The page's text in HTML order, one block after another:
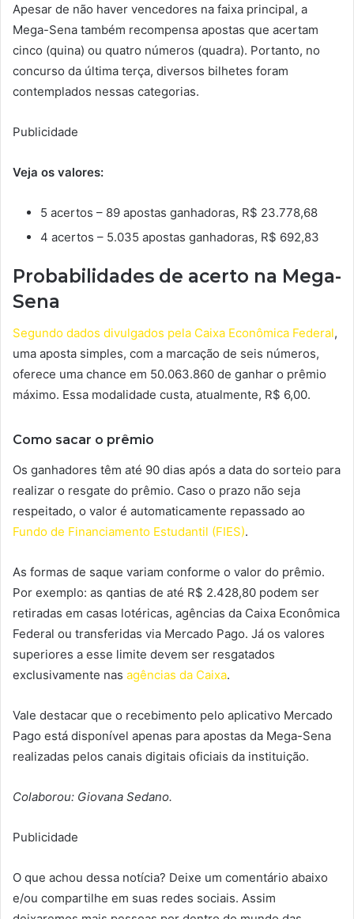
Apesar de não haver vencedores na faixa principal, a
Mega-Sena também recompensa apostas que acertam
cinco (quina) ou quatro números (quadra). Portanto, no
concurso da última terça, diversos bilhetes foram
contemplados nessas categorias.
Publicidade
Veja os valores:
5 acertos – 89 apostas ganhadoras, R$ 23.778,68
4 acertos – 5.035 apostas ganhadoras, R$ 692,83
Probabilidades de acerto na Mega-
Sena
Segundo dados divulgados pela Caixa Econômica Federal,
uma aposta simples, com a marcação de seis números,
oferece uma chance em 50.063.860 de ganhar o prêmio
máximo. Essa modalidade custa, atualmente, R$ 6,00.
Como sacar o prêmio
Os ganhadores têm até 90 dias após a data do sorteio para
realizar o resgate do prêmio. Caso o prazo não seja
respeitado, o valor é automaticamente repassado ao
Fundo de Financiamento Estudantil (FIES).
As formas de saque variam conforme o valor do prêmio.
Por exemplo: as qantias de até R$ 2.428,80 podem ser
retiradas em casas lotéricas, agências da Caixa Econômica
Federal ou transferidas via Mercado Pago. Já os valores
superiores a esse limite devem ser resgatados
exclusivamente nas agências da Caixa.
Vale destacar que o recebimento pelo aplicativo Mercado
Pago está disponível apenas para apostas da Mega-Sena
realizadas pelos canais digitais oficiais da instituição.
Colaborou: Giovana Sedano.
Publicidade
O que achou dessa notícia? Deixe um comentário abaixo
e/ou compartilhe em suas redes sociais. Assim